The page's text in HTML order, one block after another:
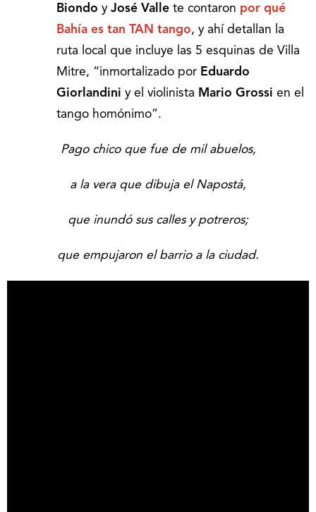
Biondo y José Valle te contaron por qué
Bahía es tan TAN tango, y ahí detallan la
ruta local que incluye las 5 esquinas de Villa
Mitre, “inmortalizado por Eduardo
Giorlandini y el violinista Mario Grossi en el
tango homónimo”.
Pago chico que fue de mil abuelos,
a la vera que dibuja el Napostá,
que inundó sus calles y potreros;
que empujaron el barrio a la ciudad.